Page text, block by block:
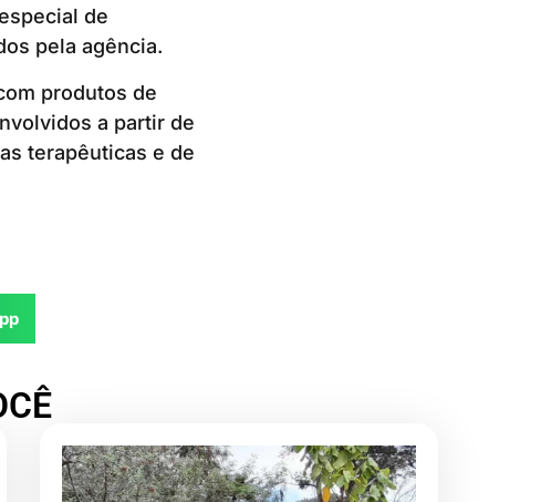
de
pela agência.
produtos de
a partir de
terapêuticas e de